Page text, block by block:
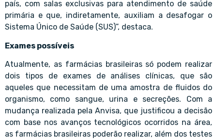
país, com salas exclusivas para atendimento de saúde
primária e que, indiretamente, auxiliam a desafogar o
Sistema Único de Saúde (SUS)”, destaca.
Exames possíveis
Atualmente, as farmácias brasileiras só podem realizar
dois tipos de exames de análises clínicas, que são
aqueles que necessitam de uma amostra de fluidos do
organismo, como sangue, urina e secreções. Com a
mudança realizada pela Anvisa, que justificou a decisão
com base nos avanços tecnológicos ocorridos na área,
as farmácias brasileiras poderão realizar, além dos testes